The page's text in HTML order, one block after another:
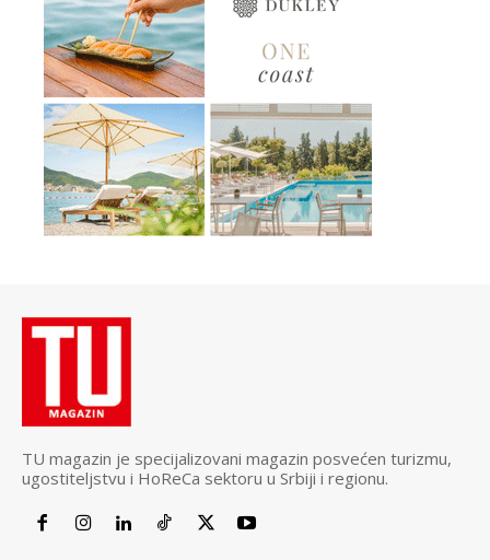
TU magazin je specijalizovani magazin posvećen turizmu,
ugostiteljstvu i HoReCa sektoru u Srbiji i regionu.